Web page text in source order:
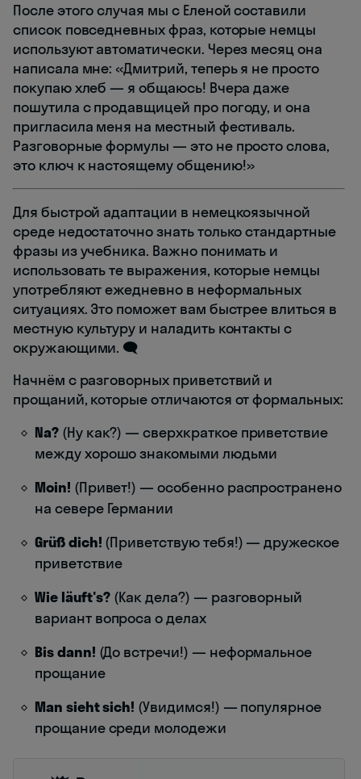
После этого случая мы с Еленой составили
список повседневных фраз, которые немцы
используют автоматически. Через месяц она
написала мне: «Дмитрий, теперь я не просто
покупаю хлеб — я общаюсь! Вчера даже
пошутила с продавщицей про погоду, и она
пригласила меня на местный фестиваль.
Разговорные формулы — это не просто слова,
это ключ к настоящему общению!»
Для быстрой адаптации в немецкоязычной
среде недостаточно знать только стандартные
фразы из учебника. Важно понимать и
использовать те выражения, которые немцы
употребляют ежедневно в неформальных
ситуациях. Это поможет вам быстрее влиться в
местную культуру и наладить контакты с
окружающими. 🗨️
Начнём с разговорных приветствий и
прощаний, которые отличаются от формальных:
Na?(Ну как?) — сверхкраткое приветствие
между хорошо знакомыми людьми
Moin! (Привет!) — особенно распространено
на севере Германии
Grüß dich! (Приветствую тебя!) — дружеское
приветствие
Wie läuft's? (Как дела?) — разговорный
вариант вопроса о делах
Bis dann! (До встречи!) — неформальное
прощание
Man sieht sich! (Увидимся!) — популярное
прощание среди молодежи